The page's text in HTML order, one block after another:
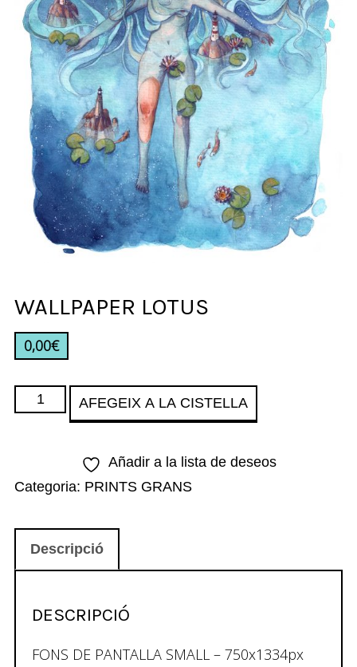
WALLPAPER LOTUS
0,00€
quantitat
AFEGEIX A LA CISTELLA
Añadir a la lista de deseos
Categoria: PRINTS GRANS
Descripció
DESCRIPCIÓ
FONS DE PANTALLA SMALL – 750x1334px